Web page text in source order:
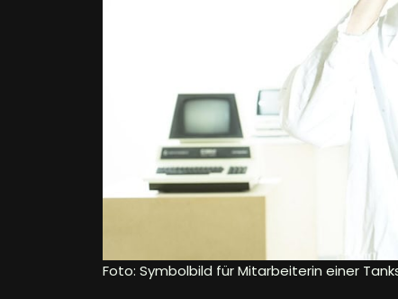
Foto: Symbolbild für Mitarbeiterin einer